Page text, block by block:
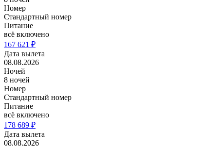
Номер
Стандартный номер
Питание
всё включено
167 621 ₽
Дата вылета
08.08.2026
Ночей
8 ночей
Номер
Стандартный номер
Питание
всё включено
178 689 ₽
Дата вылета
08.08.2026